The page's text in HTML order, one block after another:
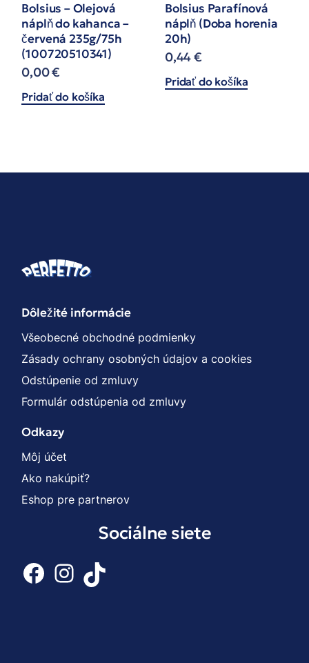
Bolsius – Olejová
náplň do kahanca –
červená 235g/75h
(100720510341)
0,00€
Pridať do košíka
Bolsius Parafínová
náplň (Doba horenia
20h)
0,44€
Pridať do košíka
Dôležité informácie
Všeobecné obchodné podmienky
Zásady ochrany osobných údajov a cookies
Odstúpenie od zmluvy
Formulár odstúpenia od zmluvy
Odkazy
Môj účet
Ako nakúpiť?
Eshop pre partnerov
Sociálne siete
Facebook
Instagram
TikTok